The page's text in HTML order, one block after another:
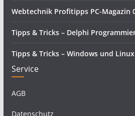
Webtechnik Profitipps PC-Magazin
Tipps & Tricks – Delphi
Tipps & Tricks – Windows und Linux
Service
AGB
Datenschutz